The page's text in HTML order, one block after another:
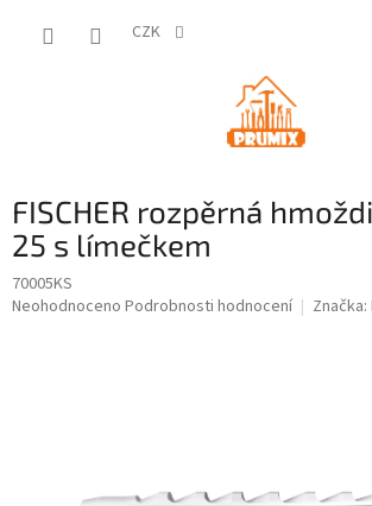
CZK
FISCHER rozpěrná
25 s límečkem
70005KS
Průměrné
Neohodnoceno Podrobnosti hodnocení Značka: